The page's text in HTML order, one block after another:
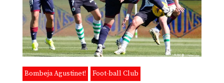
Bombeja Agustinet! Foot-ball Club